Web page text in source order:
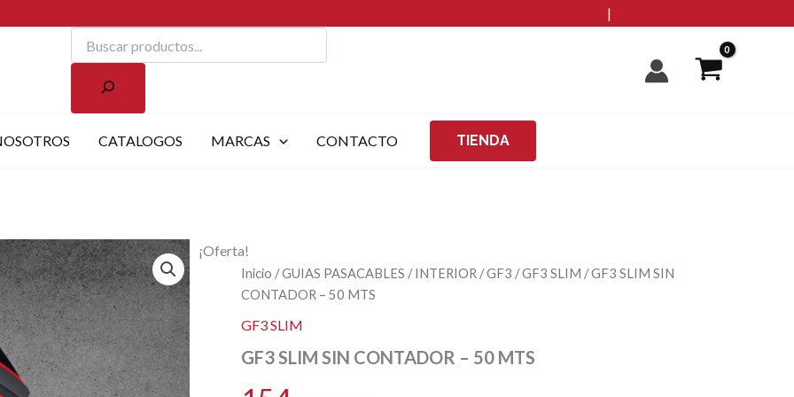
|
Buscar
CATALOGOS MARCAS CONTACTO TIENDA
¡Oferta!
Inicio /GUIAS PASACABLES /INTERIOR /GF3 /GF3 SLIM / GF3 SLIM SIN
CONTADOR – 50 MTS
GF3 SLIM
GF3 SLIM SIN CONTADOR – 50 MTS